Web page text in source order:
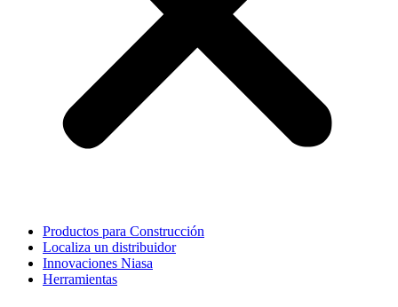
Productos para Construcción
Localiza un distribuidor
Innovaciones Niasa
Herramientas